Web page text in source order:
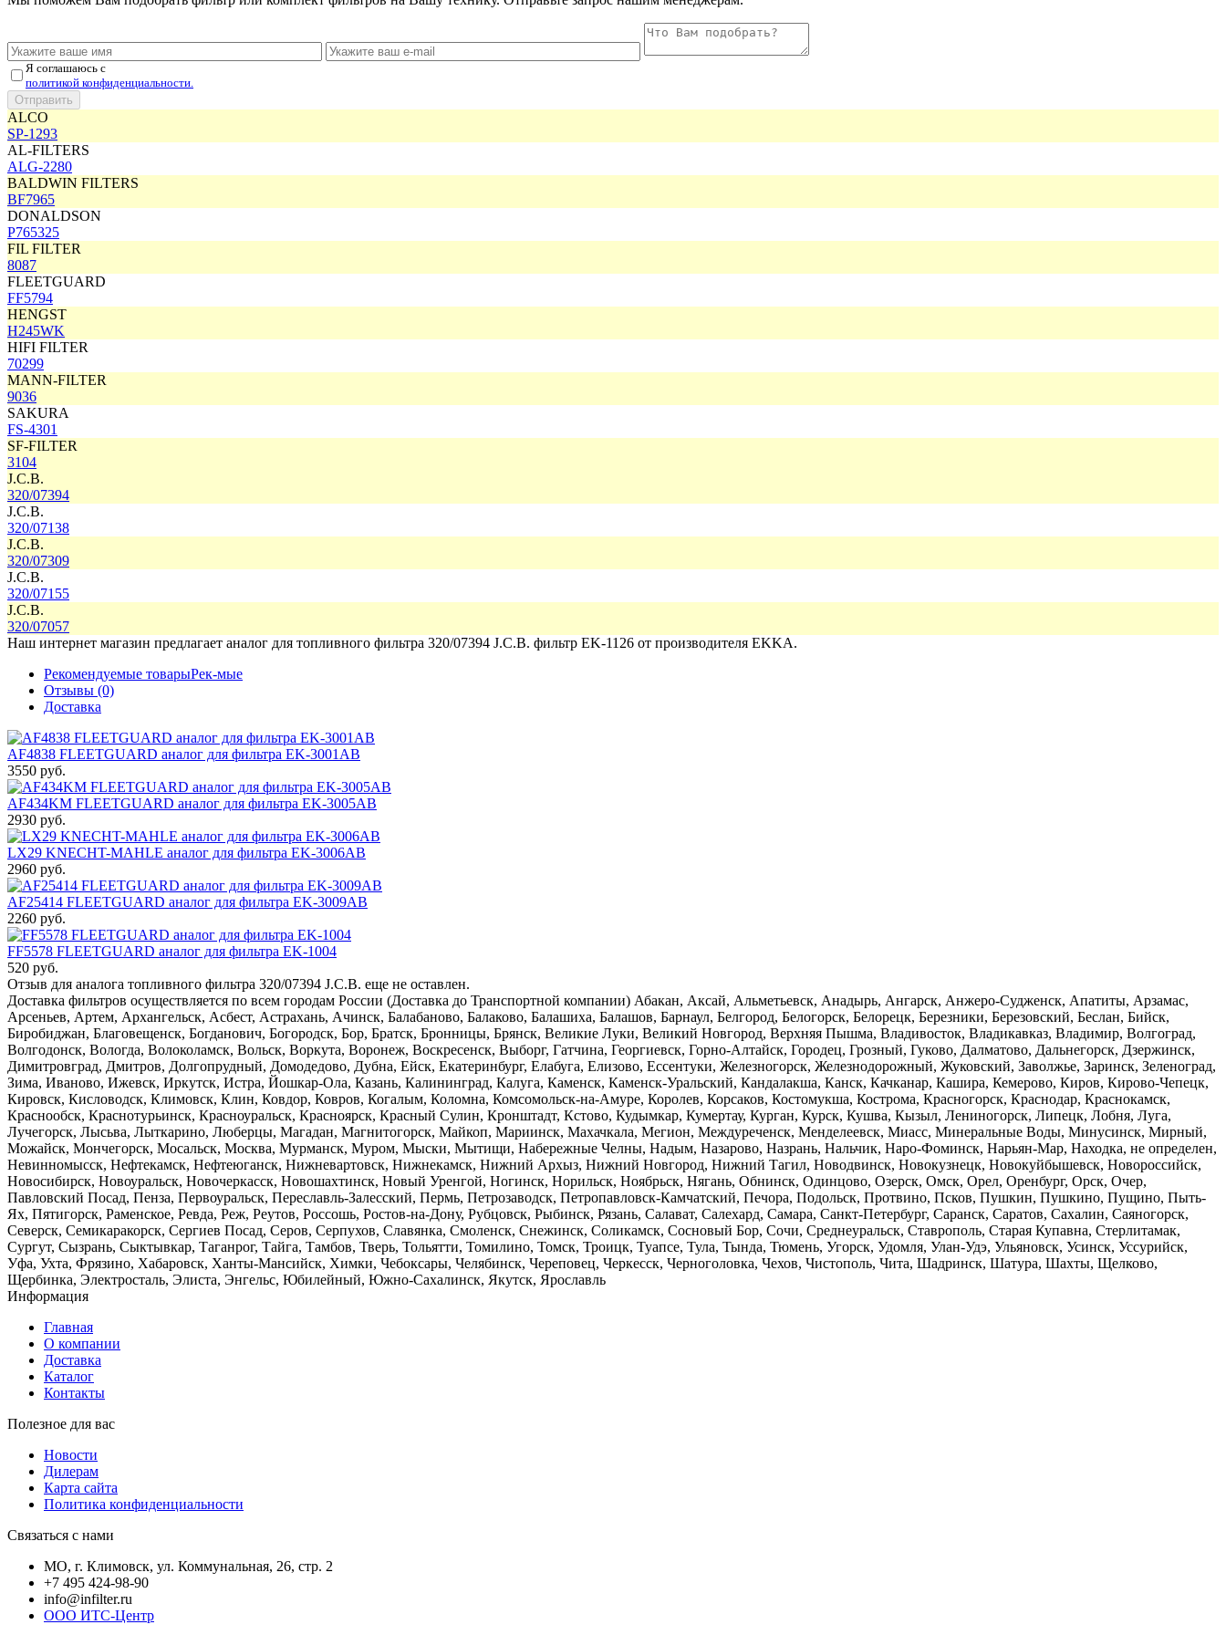
Я соглашаюсь с
политикой конфиденциальности.
ALCO
SP-1293
AL-FILTERS
ALG-2280
BALDWIN FILTERS
BF7965
DONALDSON
P765325
FIL FILTER
8087
FLEETGUARD
FF5794
HENGST
H245WK
HIFI FILTER
70299
MANN-FILTER
9036
SAKURA
FS-4301
SF-FILTER
3104
J.C.B.
320/07394
J.C.B.
320/07138
J.C.B.
320/07309
J.C.B.
320/07155
J.C.B.
320/07057
Наш интернет магазин предлагает аналог для топливного фильтра 320/07394 J.C.B. фильтр EK-1126 от производителя EKKA.
Рекомендуемые товарыРек-мые
Отзывы (0)
Доставка
AF4838 FLEETGUARD аналог для фильтра EK-3001AB
3550 руб.
AF434KM FLEETGUARD аналог для фильтра EK-3005AB
2930 руб.
LX29 KNECHT-MAHLE аналог для фильтра EK-3006AB
2960 руб.
AF25414 FLEETGUARD аналог для фильтра EK-3009AB
2260 руб.
FF5578 FLEETGUARD аналог для фильтра EK-1004
520 руб.
Отзыв для аналога топливного фильтра 320/07394 J.C.B. еще не оставлен.
Доставка фильтров осуществляется по всем городам России (Доставка до Транспортной компании) Абакан, Аксай, Альметьевск, Анадырь, Ангарск, Анжеро-Судженск, Апатиты, Арзамас,
Арсеньев, Артем, Архангельск, Асбест, Астрахань, Ачинск, Балабаново, Балаково, Балашиха, Балашов, Барнаул, Белгород, Белогорск, Белорецк, Березники, Березовский, Беслан, Бийск,
Биробиджан, Благовещенск, Богданович, Богородск, Бор, Братск, Бронницы, Брянск, Великие Луки, Великий Новгород, Верхняя Пышма, Владивосток, Владикавказ, Владимир, Волгоград,
Волгодонск, Вологда, Волоколамск, Вольск, Воркута, Воронеж, Воскресенск, Выборг, Гатчина, Георгиевск, Горно-Алтайск, Городец, Грозный, Гуково, Далматово, Дальнегорск, Дзержинск,
Димитровград, Дмитров, Долгопрудный, Домодедово, Дубна, Ейск, Екатеринбург, Елабуга, Елизово, Ессентуки, Железногорск, Железнодорожный, Жуковский, Заволжье, Заринск, Зеленоград,
Зима, Иваново, Ижевск, Иркутск, Истра, Йошкар-Ола, Казань, Калининград, Калуга, Каменск, Каменск-Уральский, Кандалакша, Канск, Качканар, Кашира, Кемерово, Киров, Кирово-Чепецк,
Кировск, Кисловодск, Климовск, Клин, Ковдор, Ковров, Когалым, Коломна, Комсомольск-на-Амуре, Королев, Корсаков, Костомукша, Кострома, Красногорск, Краснодар, Краснокамск,
Краснообск, Краснотурьинск, Красноуральск, Красноярск, Красный Сулин, Кронштадт, Кстово, Кудымкар, Кумертау, Курган, Курск, Кушва, Кызыл, Лениногорск, Липецк, Лобня, Луга,
Лучегорск, Лысьва, Лыткарино, Люберцы, Магадан, Магнитогорск, Майкоп, Мариинск, Махачкала, Мегион, Междуреченск, Менделеевск, Миасс, Минеральные Воды, Минусинск, Мирный,
Можайск, Мончегорск, Мосальск, Москва, Мурманск, Муром, Мыски, Мытищи, Набережные Челны, Надым, Назарово, Назрань, Нальчик, Наро-Фоминск, Нарьян-Мар, Находка, не определен,
Невинномысск, Нефтекамск, Нефтеюганск, Нижневартовск, Нижнекамск, Нижний Архыз, Нижний Новгород, Нижний Тагил, Новодвинск, Новокузнецк, Новокуйбышевск, Новороссийск,
Новосибирск, Новоуральск, Новочеркасск, Новошахтинск, Новый Уренгой, Ногинск, Норильск, Ноябрьск, Нягань, Обнинск, Одинцово, Озерск, Омск, Орел, Оренбург, Орск, Очер,
Павловский Посад, Пенза, Первоуральск, Переславль-Залесский, Пермь, Петрозаводск, Петропавловск-Камчатский, Печора, Подольск, Протвино, Псков, Пушкин, Пушкино, Пущино, Пыть-
Ях, Пятигорск, Раменское, Ревда, Реж, Реутов, Россошь, Ростов-на-Дону, Рубцовск, Рыбинск, Рязань, Салават, Салехард, Самара, Санкт-Петербург, Саранск, Саратов, Сахалин, Саяногорск,
Северск, Семикаракорск, Сергиев Посад, Серов, Серпухов, Славянка, Смоленск, Снежинск, Соликамск, Сосновый Бор, Сочи, Среднеуральск, Ставрополь, Старая Купавна, Стерлитамак,
Сургут, Сызрань, Сыктывкар, Таганрог, Тайга, Тамбов, Тверь, Тольятти, Томилино, Томск, Троицк, Туапсе, Тула, Тында, Тюмень, Угорск, Удомля, Улан-Удэ, Ульяновск, Усинск, Уссурийск,
Уфа, Ухта, Фрязино, Хабаровск, Ханты-Мансийск, Химки, Чебоксары, Челябинск, Череповец, Черкесск, Черноголовка, Чехов, Чистополь, Чита, Шадринск, Шатура, Шахты, Щелково,
Щербинка, Электросталь, Элиста, Энгельс, Юбилейный, Южно-Сахалинск, Якутск, Ярославль
Информация
Главная
О компании
Доставка
Каталог
Контакты
Полезное для вас
Новости
Дилерам
Карта сайта
Политика конфиденциальности
Связаться с нами
МО, г. Климовск, ул. Коммунальная, 26, стр. 2
+7 495 424-98-90
info@infilter.ru
ООО ИТС-Центр